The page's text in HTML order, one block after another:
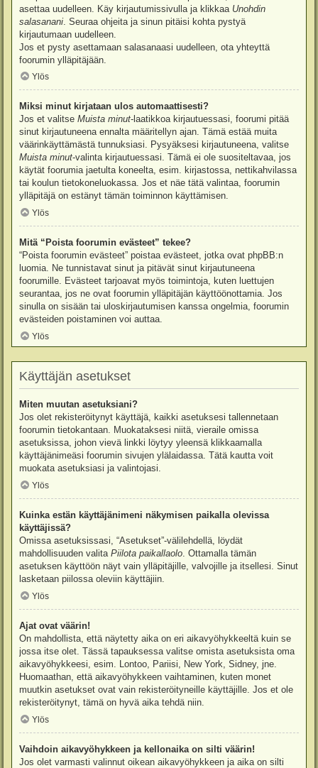
asettaa uudelleen. Käy kirjautumissivulla ja klikkaa Unohdin
salasanani . Seuraa ohjeita ja sinun pitäisi kohta pystyä
kirjautumaan uudelleen.
Jos et pysty asettamaan salasanaasi uudelleen, ota yhteyttä
foorumin ylläpitäjään.
Ylös
Miksi minut kirjataan ulos automaattisesti?
Jos et valitse Muista minut-laatikkoa kirjautuessasi, foorumi pitää
sinut kirjautuneena ennalta määritellyn ajan. Tämä estää muita
väärinkäyttämästä tunnuksiasi. Pysyäksesi kirjautuneena, valitse
Muista minut-valinta kirjautuessasi. Tämä ei ole suositeltavaa, jos
käytät foorumia jaetulta koneelta, esim. kirjastossa, nettikahvilassa
tai koulun tietokoneluokassa. Jos et näe tätä valintaa, foorumin
ylläpitäjä on estänyt tämän toiminnon käyttämisen.
Ylös
Mitä “Poista foorumin evästeet” tekee?
“Poista foorumin evästeet” poistaa evästeet, jotka ovat phpBB:n
luomia. Ne tunnistavat sinut ja pitävät sinut kirjautuneena
foorumille. Evästeet tarjoavat myös toimintoja, kuten luettujen
seurantaa, jos ne ovat foorumin ylläpitäjän käyttöönottamia. Jos
sinulla on sisään tai uloskirjautumisen kanssa ongelmia, foorumin
evästeiden poistaminen voi auttaa.
Ylös
Käyttäjän asetukset
Miten muutan asetuksiani?
Jos olet rekisteröitynyt käyttäjä, kaikki asetuksesi tallennetaan
foorumin tietokantaan. Muokataksesi niitä, vieraile omissa
asetuksissa, johon vievä linkki löytyy yleensä klikkaamalla
käyttäjänimeäsi foorumin sivujen ylälaidassa. Tätä kautta voit
muokata asetuksiasi ja valintojasi.
Ylös
Kuinka estän käyttäjänimeni näkymisen paikalla olevissa
käyttäjissä?
Omissa asetuksissasi, “Asetukset”-välilehdellä, löydät
mahdollisuuden valita Piilota paikallaolo. Ottamalla tämän
asetuksen käyttöön näyt vain ylläpitäjille, valvojille ja itsellesi. Sinut
lasketaan piilossa oleviin käyttäjiin.
Ylös
Ajat ovat väärin!
On mahdollista, että näytetty aika on eri aikavyöhykkeeltä kuin se
jossa itse olet. Tässä tapauksessa valitse omista asetuksista oma
aikavyöhykkeesi, esim. Lontoo, Pariisi, New York, Sidney, jne.
Huomaathan, että aikavyöhykkeen vaihtaminen, kuten monet
muutkin asetukset ovat vain rekisteröityneille käyttäjille. Jos et ole
rekisteröitynyt, tämä on hyvä aika tehdä niin.
Ylös
Vaihdoin aikavyöhykkeen ja kellonaika on silti väärin!
Jos olet varmasti valinnut oikean aikavyöhykkeen ja aika on silti